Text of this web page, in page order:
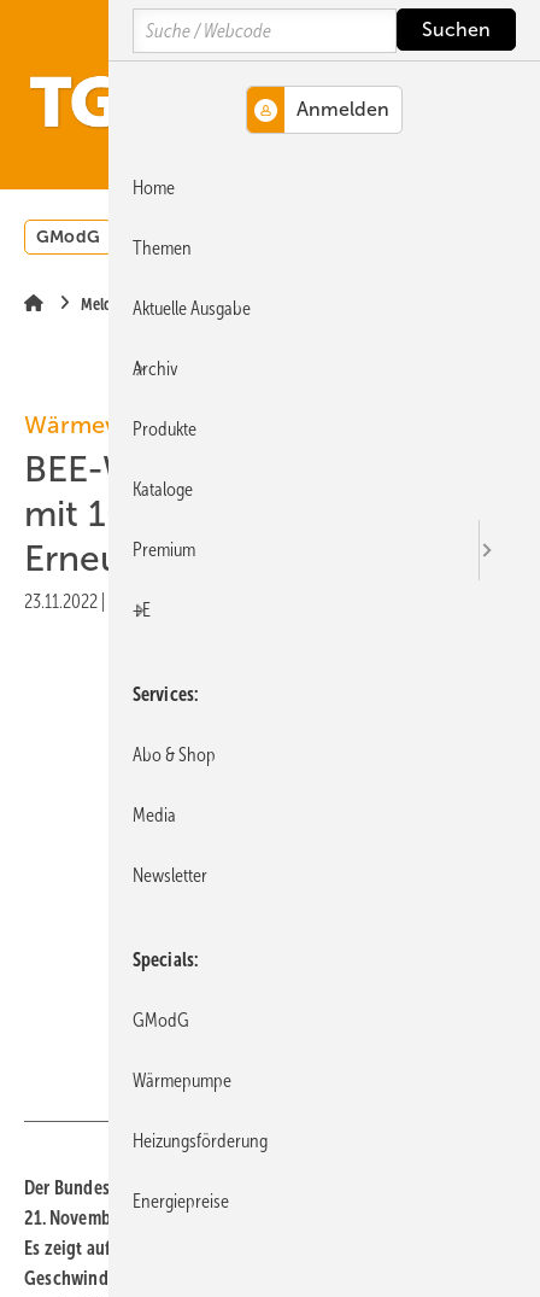
Hauptinhalt
Hauptmenü
SiteSearch
GModG Wärmepumpe
Meldungen
Wärmewende
BEE-Wärmeszenario 2045
mit 100 % Wärme aus
Erneuerbaren
23.11.2022 Druckvorschau
Der Bundesverband Erneuerbare Energie (BEE) hat am
21. November 2022 das „BEE-Wärmeszenario 2045“ vorgestellt.
Es zeigt auf, in welchem Umfang und mit welcher
Geschwindigkeit Erneuerbare-Wärme-Technologien eingesetzt
Search
Home
Themen
Aktuelle Ausgabe
Archiv
Produkte
Kataloge
Premium
+E
Services
Abo & Shop
Media
Newsletter
Specials
GModG
Wärmepumpe
Heizungsförderung
Energiepreise